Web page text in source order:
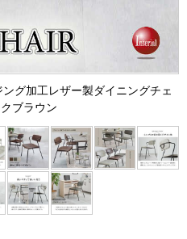
グ加工レザー製ダイニングチェ
ブラウン